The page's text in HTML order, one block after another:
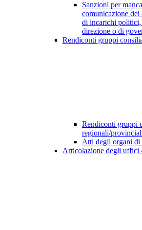
Sanzioni per
comunicazione dei
di incarichi
direzione o di
Rendiconti gruppi
Rendiconti gruppi
regionali/
Atti degli organi di
Articolazione degli uffici